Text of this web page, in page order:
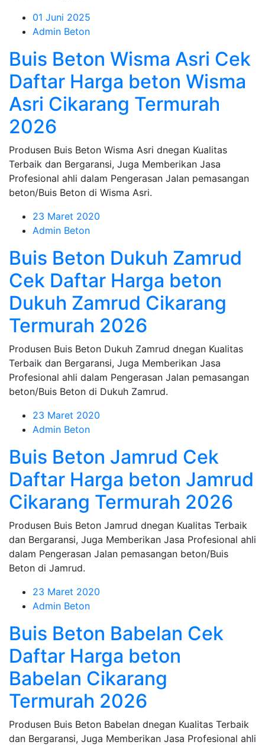
01 Juni 2025
Admin Beton
Buis Beton Wisma Asri Cek
Daftar Harga beton Wisma
Asri Cikarang Termurah
2026
Produsen Buis Beton Wisma Asri dnegan Kualitas
Terbaik dan Bergaransi, Juga Memberikan Jasa
Profesional ahli dalam Pengerasan Jalan pemasangan
beton/Buis Beton di Wisma Asri.
23 Maret 2020
Admin Beton
Buis Beton Dukuh Zamrud
Cek Daftar Harga beton
Dukuh Zamrud Cikarang
Termurah 2026
Produsen Buis Beton Dukuh Zamrud dnegan Kualitas
Terbaik dan Bergaransi, Juga Memberikan Jasa
Profesional ahli dalam Pengerasan Jalan pemasangan
beton/Buis Beton di Dukuh Zamrud.
23 Maret 2020
Admin Beton
Buis Beton Jamrud Cek
Daftar Harga beton Jamrud
Cikarang Termurah 2026
Produsen Buis Beton Jamrud dnegan Kualitas Terbaik
dan Bergaransi, Juga Memberikan Jasa Profesional ahli
dalam Pengerasan Jalan pemasangan beton/Buis
Beton di Jamrud.
23 Maret 2020
Admin Beton
Buis Beton Babelan Cek
Daftar Harga beton
Babelan Cikarang
Termurah 2026
Produsen Buis Beton Babelan dnegan Kualitas Terbaik
dan Bergaransi, Juga Memberikan Jasa Profesional ahli